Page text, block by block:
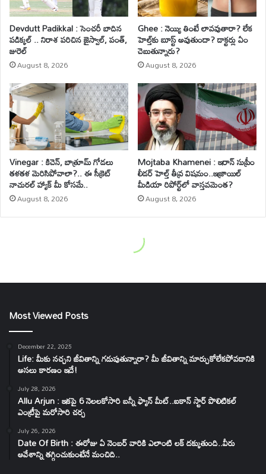
Most Viewed Posts
December 22, 2025
Life: మీకు నచ్చని జీవితాన్ని గడుపుతున్నారా? మీ జీవితాన్ని మార్చుకోలేకపోవడానికి
అసలు కారణం ఇదే!
July 28, 2026
Allu Arjun : ఇకపై 6 నెలలకోసారి బన్నీ ఫ్యాన్ మీట్..ఐకాన్ స్టార్ పొలిటికల్
ఎంట్రీపై మరోసారి చర్చ
July 26, 2026
Date Of Birth : ఈరోజు ఏ నెంబర్ వారికి ఎలాంటి లక్ దక్కుతుంది..వీరు
ఆవేశాన్ని తగ్గించుకుంటేనే మంచిది..